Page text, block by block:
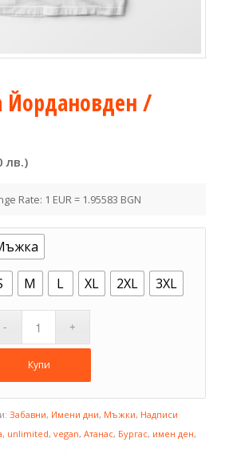
Йордановден /
лв.)
Rate: 1 EUR = 1.95583 BGN
M L XL 2XL 3XL
Купи
Забавни, Имени дни, Мъжки, Надписи
, unlimited, vegan, Атанас, Бургас, имен ден,